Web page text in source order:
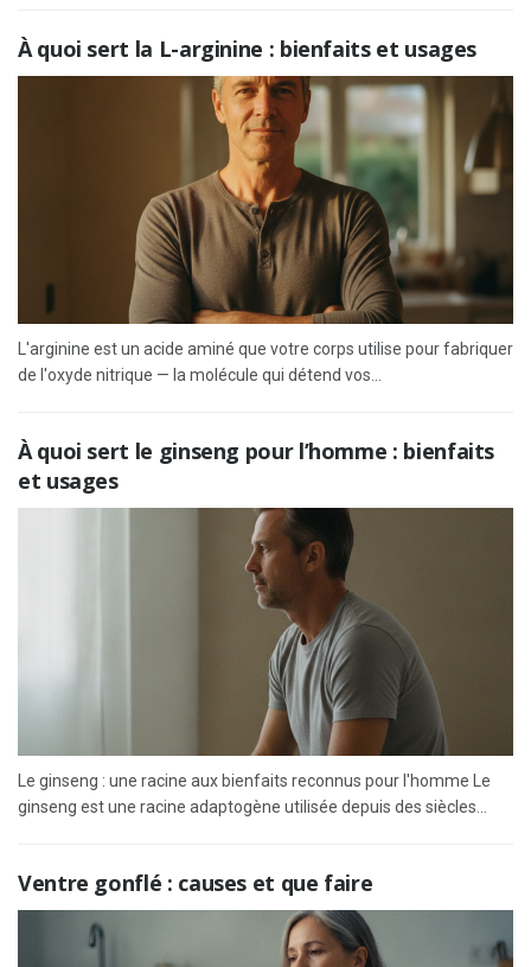
À quoi sert la L-arginine : bienfaits et usages
L'arginine est un acide aminé que votre corps utilise pour fabriquer
de l'oxyde nitrique — la molécule qui détend vos...
À quoi sert le ginseng pour l’homme : bienfaits
et usages
Le ginseng : une racine aux bienfaits reconnus pour l'homme Le
ginseng est une racine adaptogène utilisée depuis des siècles...
Ventre gonflé : causes et que faire